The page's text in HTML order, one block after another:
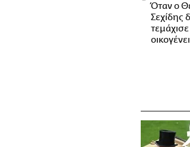
Όταν ο
Σεχίδης